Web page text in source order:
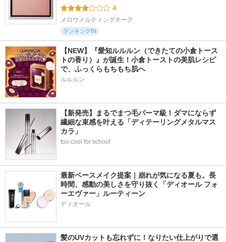
4
メロウメルティングチーク
ランキングIN
【NEW】『愛知ルルルン（できたての小倉トース
トの香り）』が誕生！小倉トーストの美肌レシピ
で、ふっくらもちもち肌へ
ルルルン
【新発売】まるでまつ毛パーマ級！ダマにならず
繊細な束感を叶える「ディテーリングメタルマス
カラ」
too cool for school
最新ベースメイク提案｜崩れが気になる夏も。長
時間、感動の美しさを守り抜く「ディオール フォ
ーエヴァー」ルーティーン
ディオール
髪のUVカットも忘れずに！なりたい仕上がりで選